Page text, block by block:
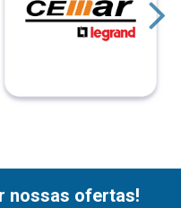
nossas ofertas!